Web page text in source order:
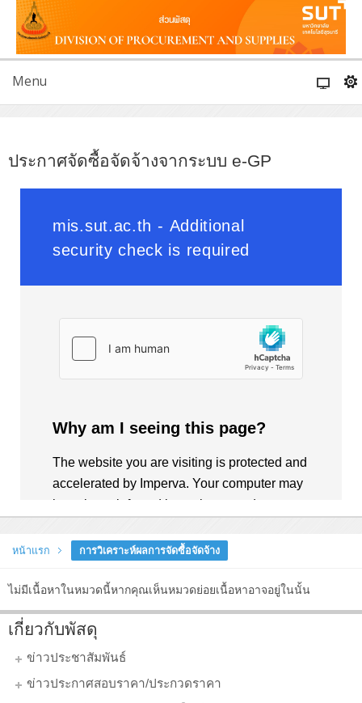
Menu
ประกาศจัดซื้อจัดจ้างจากระบบ e-GP
หน้าแรก การวิเคราะห์ผลการจัดซื้อจัดจ้าง
ไม่มีเนื้อหาในหมวดนี้หากคุณเห็นหมวดย่อยเนื้อหาอาจอยู่ในนั้น
เกี่ยวกับพัสดุ
ข่าวประชาสัมพันธ์
ข่าวประกาศสอบราคา/ประกวดราคา